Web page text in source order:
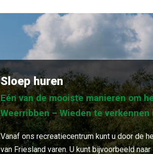
Sloep huren
Eén van de mooiste manieren om
Weerribben – Wieden te verkennen
Vanaf ons recreatiecentrum kunt u door de
van Friesland varen. U kunt bijvoorbeeld